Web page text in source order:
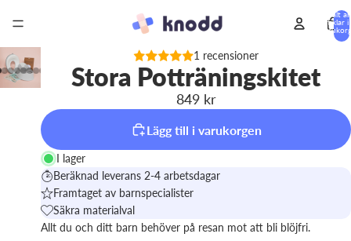
Totalt
artiklar i
1 recensioner
Stora Potträningskitet
849 kr
Lägg till i varukorgen
I lager
Beräknad leverans 2-4 arbetsdagar
Framtaget av barnspecialister
Säkra materialval
Allt du och ditt barn behöver på resan mot att bli blöjfri.